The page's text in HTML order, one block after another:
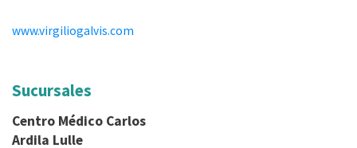
a
q
www.virgiliogalvis.com
Sucursales
Centro Médico Carlos
Ardila Lulle